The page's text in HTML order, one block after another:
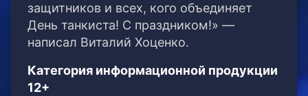
защитников и всех, кого объединяет
День танкиста! С праздником!» —
написал Виталий Хоценко.
Категория информационной продукции
12+